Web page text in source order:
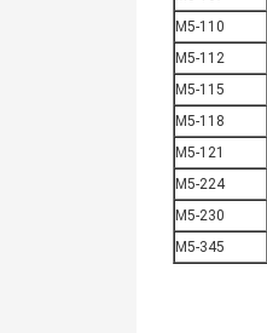
M5-110
M5-112
M5-115
M5-118
M5-121
M5-224
M5-230
M5-345